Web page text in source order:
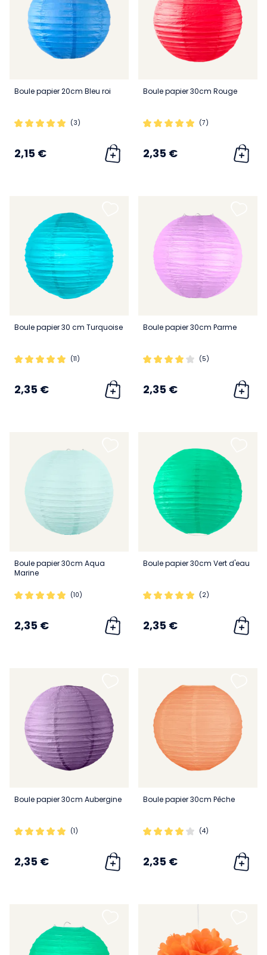
Boule papier 20cm Bleu roi
(3)
2,15 €
Boule papier 30cm Rouge
(7)
2,35 €
Boule papier 30 cm Turquoise
(11)
2,35 €
Boule papier 30cm Parme
(5)
2,35 €
Boule papier 30cm Aqua
Marine
(10)
2,35 €
Boule papier 30cm Vert d'eau
(2)
2,35 €
Boule papier 30cm Aubergine
(1)
2,35 €
Boule papier 30cm Pêche
(4)
2,35 €